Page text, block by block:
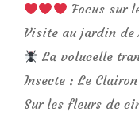
Focus sur
Visite au jardin
La volucelle
Insecte : Le Clairon
Sur les fleurs de